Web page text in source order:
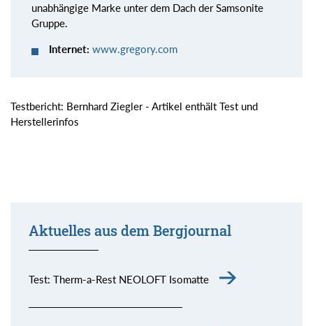
unabhängige Marke unter dem Dach der Samsonite
Gruppe.
Internet: www.gregory.com
Testbericht: Bernhard Ziegler - Artikel enthält Test und
Herstellerinfos
Aktuelles aus dem Bergjournal
Test: Therm-a-Rest NEOLOFT Isomatte